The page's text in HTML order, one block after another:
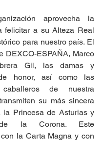
aprovecha la
felicitar a su Alteza Real
para nuestro país. El
DEXCO-ESPAÑA, Marco
Gil, las damas y
honor, así como las
de nuestra
su más sincera
la Princesa de Asturias y
de la Corona. Este
la Carta Magna y con